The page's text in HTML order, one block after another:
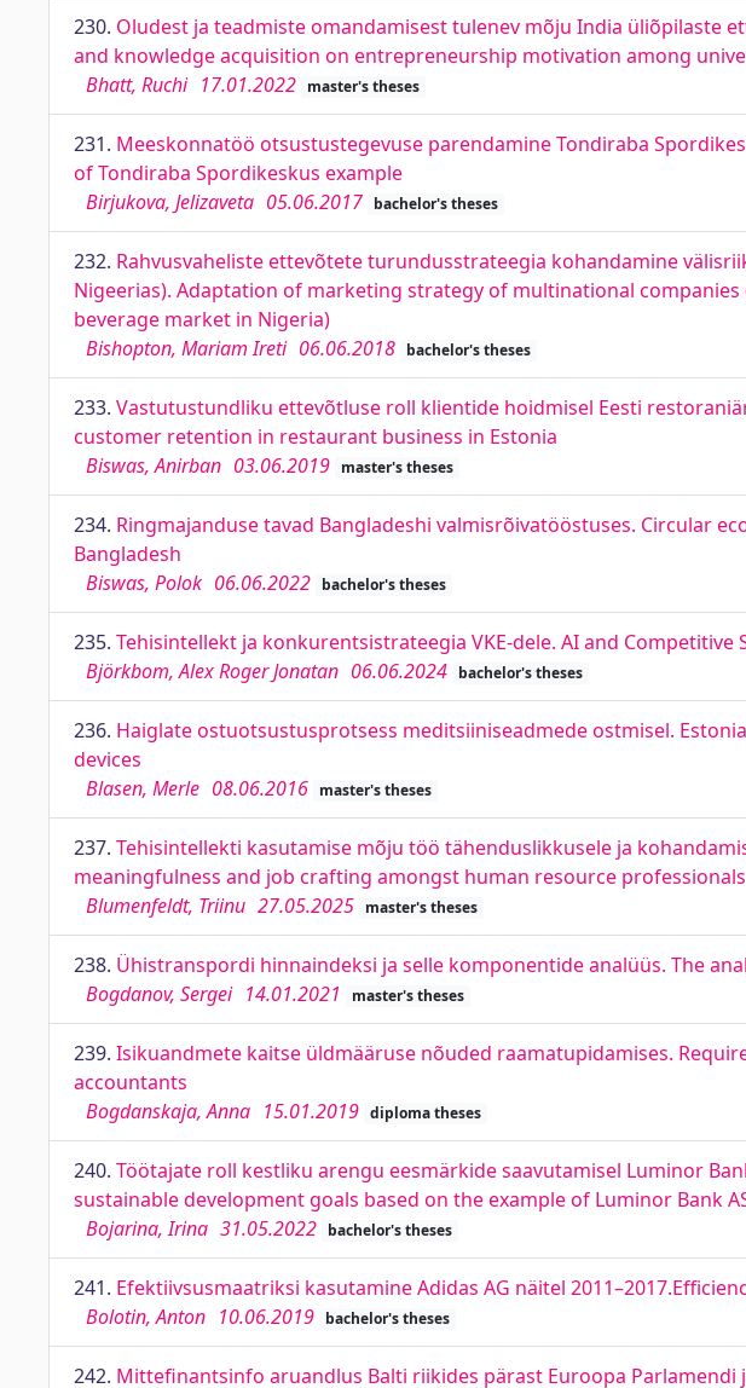
230. Oludest ja teadmiste omandamisest tulenev mõju India üliõpilaste
and knowledge acquisition on entrepreneurship motivation among
Bhatt, Ruchi 17.01.2022 master's theses
231. Meeskonnatöö otsustustegevuse parendamine Tondiraba
of Tondiraba Spordikeskus example
Birjukova, Jelizaveta 05.06.2017 bachelor's theses
232. Rahvusvaheliste ettevõtete turundusstrateegia kohandamine
Nigeerias). Adaptation of marketing strategy of multinational
beverage market in Nigeria)
Bishopton, Mariam Ireti 06.06.2018 bachelor's theses
233. Vastutustundliku ettevõtluse roll klientide hoidmisel Eesti
customer retention in restaurant business in Estonia
Biswas, Anirban 03.06.2019 master's theses
234. Ringmajanduse tavad Bangladeshi valmisrõivatööstuses. Circular
Bangladesh
Biswas, Polok 06.06.2022 bachelor's theses
235. Tehisintellekt ja konkurentsistrateegia VKE-dele. AI and Competitive
Björkbom, Alex Roger Jonatan 06.06.2024 bachelor's theses
236. Haiglate ostuotsustusprotsess meditsiiniseadmede ostmisel.
devices
Blasen, Merle 08.06.2016 master's theses
237. Tehisintellekti kasutamise mõju töö tähenduslikkusele ja
meaningfulness and job crafting amongst human resource professionals
Blumenfeldt, Triinu 27.05.2025 master's theses
238. Ühistranspordi hinnaindeksi ja selle komponentide analüüs. The
Bogdanov, Sergei 14.01.2021 master's theses
239. Isikuandmete kaitse üldmääruse nõuded raamatupidamises.
accountants
Bogdanskaja, Anna 15.01.2019 diploma theses
240. Töötajate roll kestliku arengu eesmärkide saavutamisel Luminor
sustainable development goals based on the example of Luminor Bank
Bojarina, Irina 31.05.2022 bachelor's theses
241. Efektiivsusmaatriksi kasutamine Adidas AG näitel
Bolotin, Anton 10.06.2019 bachelor's theses
242. Mittefinantsinfo aruandlus Balti riikides pärast Euroopa